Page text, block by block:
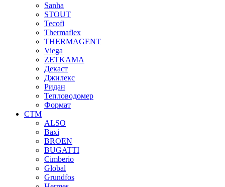
Sanha
STOUT
Tecofi
Thermaflex
THERMAGENT
Viega
ZETKAMA
Декаст
Джилекс
Ридан
Тепловодомер
Формат
СТМ
ALSO
Baxi
BROEN
BUGATTI
Cimberio
Global
Grundfos